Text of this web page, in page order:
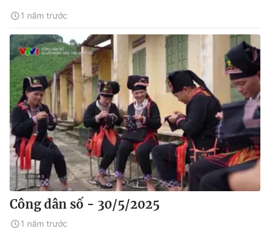
1 năm trước
Công dân số - 30/5/2025
1 năm trước